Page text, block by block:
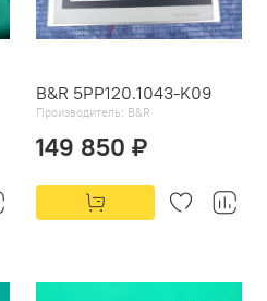
B&R 5PP120.1043-K09
Производитель: B&R
149 850 ₽